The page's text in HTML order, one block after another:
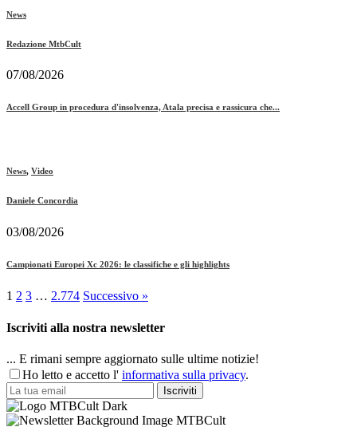
News
Redazione MtbCult
07/08/2026
Accell Group in procedura d'insolvenza, Atala precisa e rassicura che...
News, Video
Daniele Concordia
03/08/2026
Campionati Europei Xc 2026: le classifiche e gli highlights
1 2 3 … 2.774 Successivo »
Iscriviti alla nostra newsletter
... E rimani sempre aggiornato sulle ultime notizie!
Ho letto e accetto l' informativa sulla privacy.